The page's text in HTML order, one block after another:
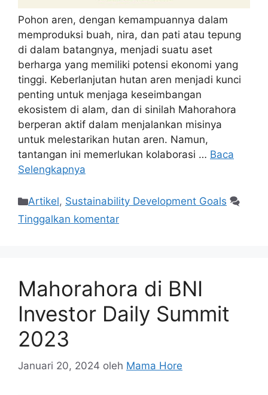
Pohon aren, dengan kemampuannya dalam
memproduksi buah, nira, dan pati atau tepung
di dalam batangnya, menjadi suatu aset
berharga yang memiliki potensi ekonomi yang
tinggi. Keberlanjutan hutan aren menjadi kunci
penting untuk menjaga keseimbangan
ekosistem di alam, dan di sinilah Mahorahora
berperan aktif dalam menjalankan misinya
untuk melestarikan hutan aren. Namun,
tantangan ini memerlukan kolaborasi … Baca
Selengkapnya
Artikel, Sustainability Development Goals
Tinggalkan komentar
Mahorahora di BNI
Investor Daily Summit
2023
Januari 20, 2024 oleh Mama Hore